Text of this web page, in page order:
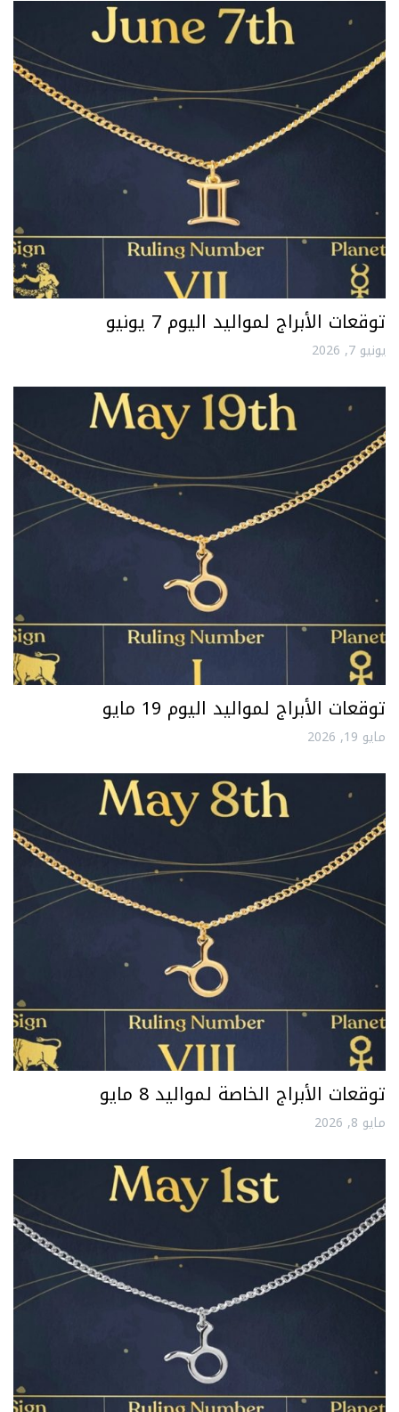
توقعات الأبراج لمواليد اليوم 7 يونيو
يونيو 7, 2026
توقعات الأبراج لمواليد اليوم 19 مايو
مايو 19, 2026
توقعات الأبراج الخاصة لمواليد 8 مايو
مايو 8, 2026